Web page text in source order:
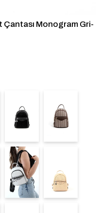
Çantası Monogram Gri-